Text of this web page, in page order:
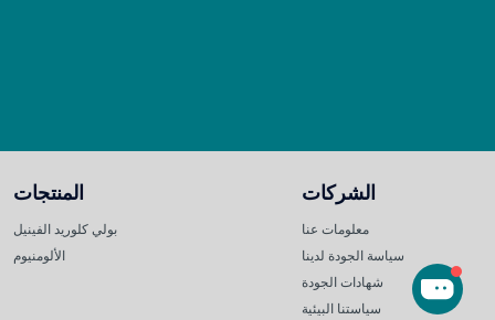
الشركات
معلومات عنا
سياسة الجودة لدينا
شهادات الجودة
سياستنا البيئية
المنتجات
بولي كلوريد الفينيل
الألومنيوم